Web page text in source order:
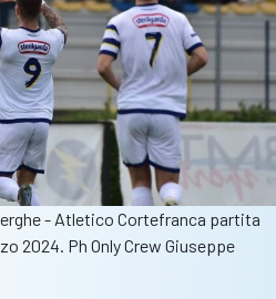
- Atletico Cortefranca partita
2024. Ph Only Crew Giuseppe